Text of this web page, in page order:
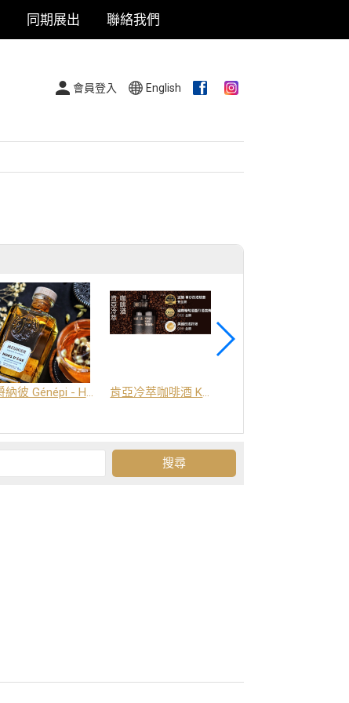
同期展出 聯絡我們
會員登入 English
爵納彼 Génépi - Hors d'Age (橡木桶陳釀) -阿爾卑斯山草本酒 肯亞冷萃咖啡酒 Kenya Coffee Brew